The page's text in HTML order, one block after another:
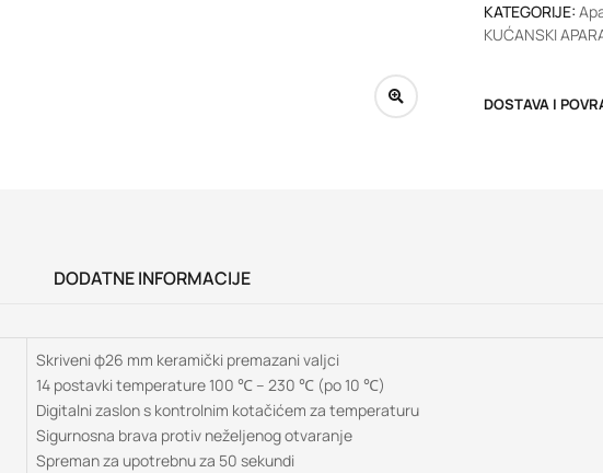
KATEGORIJE:
KUĆANSKI
DOSTAVA I
DODATNE INFORMACIJE
Skriveni φ26 mm keramički premazani valjci
14 postavki temperature 100 ℃ – 230 ℃ (po 10 ℃)
Digitalni zaslon s kontrolnim kotačićem za temperaturu
Sigurnosna brava protiv neželjenog otvaranje
Spreman za upotrebnu za 50 sekundi